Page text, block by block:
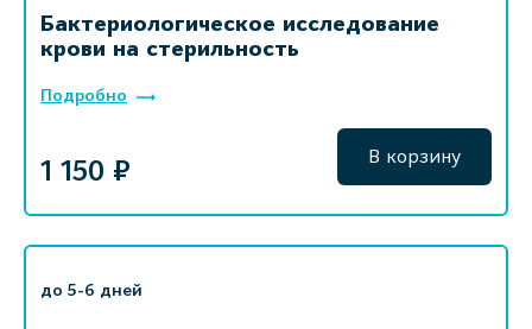
Бактериологическое исследование
крови на стерильность
Подробно
1 150 ₽ В корзину
до 5-6 дней